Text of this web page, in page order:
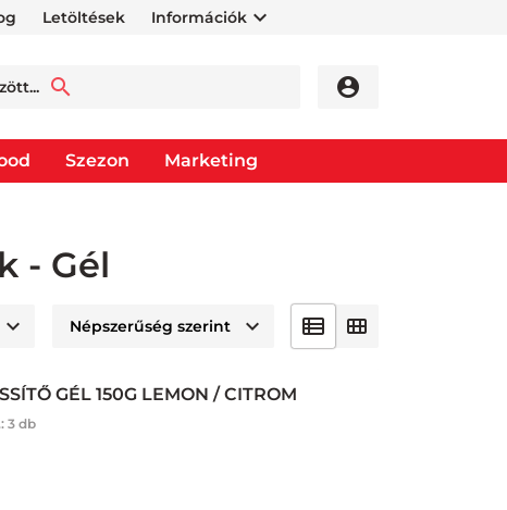
Letöltések Információk
Szezon Marketing
- Gél
GÉL 150G LEMON / CITROM
3 db